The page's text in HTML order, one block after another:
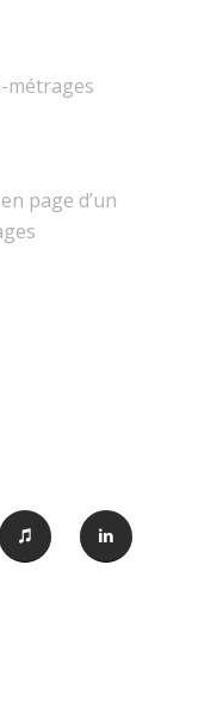
métrages
page d’un